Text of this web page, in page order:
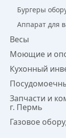
Бургеры
Аппарат для
Весы
Моющие и
Кухонный
Запчасти и
г. Пермь
Газовое